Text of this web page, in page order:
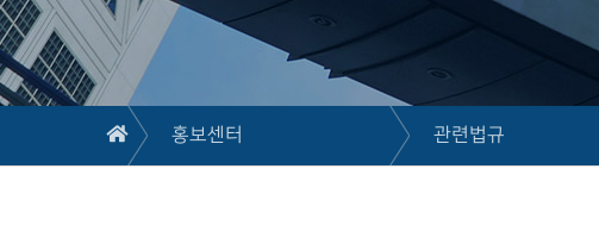
홍보센터 관련법규